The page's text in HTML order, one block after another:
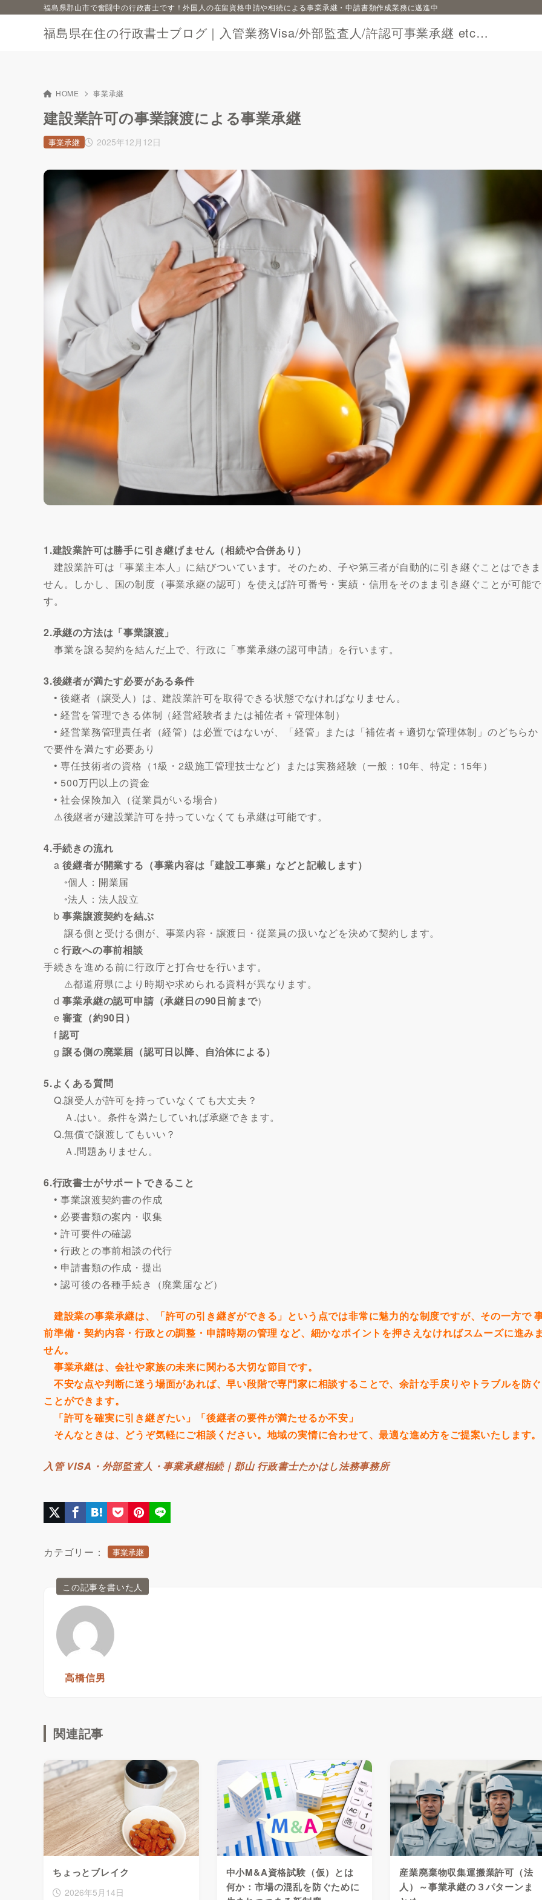
福島県在住の行政書士ブログ｜入管業務Visa/外部監査人/許認可事業承継 etc…
福島県郡山市で奮闘中の行政書士です！外国人の在留資格申請や相続による事業承継・申請書類作成業務に邁進中
HOME 事業承継
建設業許可の事業譲渡による事業承継
2025年12月12日
事業承継
1.建設業許可は勝手に引き継げません（相続や合併あり）
建設業許可は「事業主本人」に結びついています。そのため、子や第三者が自動的に引き継ぐことはできま
せん。しかし、国の制度（事業承継の認可）を使えば許可番号・実績・信用をそのまま引き継ぐことが可能で
す。
2.承継の方法は「事業譲渡」
事業を譲る契約を結んだ上で、行政に「事業承継の認可申請」を行います。
3.後継者が満たす必要がある条件
• 後継者（譲受人）は、建設業許可を取得できる状態でなければなりません。
• 経営を管理できる体制（経営経験者または補佐者＋管理体制）
• 経営業務管理責任者（経管）は必置ではないが、「経管」または「補佐者＋適切な管理体制」のどちらか
で要件を満たす必要あり
• 専任技術者の資格（1級・2級施工管理技士など）または実務経験（一般：10年、特定：15年）
• 500万円以上の資金
• 社会保険加入（従業員がいる場合）
⚠️後継者が建設業許可を持っていなくても承継は可能です。
4.手続きの流れ
a後継者が開業する（事業内容は「建設工事業」などと記載します）
◦個人：開業届
◦法人：法人設立
b事業譲渡契約を結ぶ
譲る側と受ける側が、事業内容・譲渡日・従業員の扱いなどを決めて契約します。
c行政への事前相談
手続きを進める前に行政庁と打合せを行います。
⚠️都道府県により時期や求められる資料が異なります。
d事業承継の認可申請（承継日の90日前まで）
e審査（約90日）
f認可
g譲る側の廃業届（認可日以降、自治体による）
5.よくある質問
Q.譲受人が許可を持っていなくても大丈夫？
Ａ.はい。条件を満たしていれば承継できます。
Q.無償で譲渡してもいい？
Ａ.問題ありません。
6.行政書士がサポートできること
• 事業譲渡契約書の作成
• 必要書類の案内・収集
• 許可要件の確認
• 行政との事前相談の代行
• 申請書類の作成・提出
• 認可後の各種手続き（廃業届など）
建設業の事業承継は、「許可の引き継ぎができる」という点では非常に魅力的な制度ですが、その一方で
前準備・契約内容・行政との調整・申請時期の管理 など、細かなポイントを押さえなければスムーズに進み
せん。
事業承継は、会社や家族の未来に関わる大切な節目です。
不安な点や判断に迷う場面があれば、早い段階で専門家に相談することで、余計な手戻りやトラブルを防ぐ
ことができます。
「許可を確実に引き継ぎたい」「後継者の要件が満たせるか不安」
そんなときは、どうぞ気軽にご相談ください。地域の実情に合わせて、最適な進め方をご提案いたします。
入管ＶISA・外部監査人・事業承継相続｜郡山 行政書士たかはし法務事務所
カテゴリー： 事業承継
この記事を書いた人
高橋信男
関連記事
ちょっとブレイク
2026年5月14日
中小M&A資格試験（仮）とは
何か：市場の混乱を防ぐために
産業廃棄物収集運搬業許可（法
人）～事業承継の３パターンま